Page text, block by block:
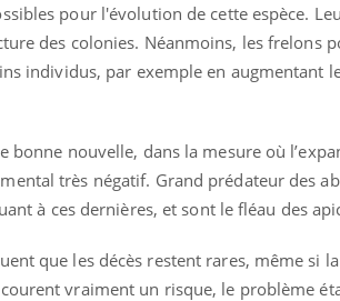
pour l'évolution de cette espèce.
des colonies. Néanmoins, les frelons
individus, par exemple en augmentant
nouvelle, dans la mesure où
très négatif. Grand prédateur des
à ces dernières, et sont le fléau des
que les décès restent rares, même si
vraiment un risque, le problème